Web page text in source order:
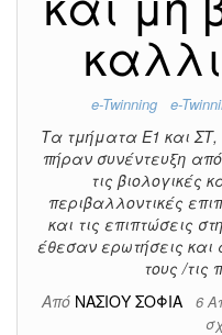
e-Twinning e-
Τα τμήματα Ε1 και
πήραν συνέντευξη
τις βιολογικές
περιβαλλοντικές
και τις επιπτώσεις
έθεσαν ερωτήσεις
τους /τις
Από ΝΑΣΙΟΥ ΣΟΦΙΑ 6